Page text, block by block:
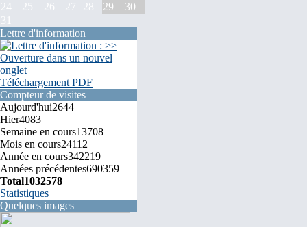
24
25 26 27 28 29
30
31
Lettre d'information
Téléchargement PDF
Compteur de visites
Aujourd'hui2644
Hier4083
Semaine en cours13708
Mois en cours24112
Année en cours342219
Années précédentes690359
Total1032578
Statistiques
Quelques images